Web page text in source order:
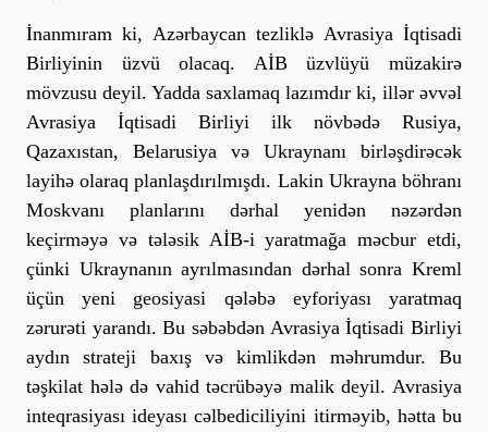
İnanmıram ki, Azərbaycan tezliklə Avrasiya İqtisadi
Birliyinin üzvü olacaq. AİB üzvlüyü müzakirə
mövzusu deyil. Yadda saxlamaq lazımdır ki, illər əvvəl
Avrasiya İqtisadi Birliyi ilk növbədə Rusiya,
Qazaxıstan, Belarusiya və Ukraynanı birləşdirəcək
layihə olaraq planlaşdırılmışdı. Lakin Ukrayna böhranı
Moskvanı planlarını dərhal yenidən nəzərdən
keçirməyə və tələsik AİB-i yaratmağa məcbur etdi,
çünki Ukraynanın ayrılmasından dərhal sonra Kreml
üçün yeni geosiyasi qələbə eyforiyası yaratmaq
zərurəti yarandı. Bu səbəbdən Avrasiya İqtisadi Birliyi
aydın strateji baxış və kimlikdən məhrumdur. Bu
təşkilat hələ də vahid təcrübəyə malik deyil. Avrasiya
inteqrasiyası ideyası cəlbediciliyini itirməyib, hətta bu